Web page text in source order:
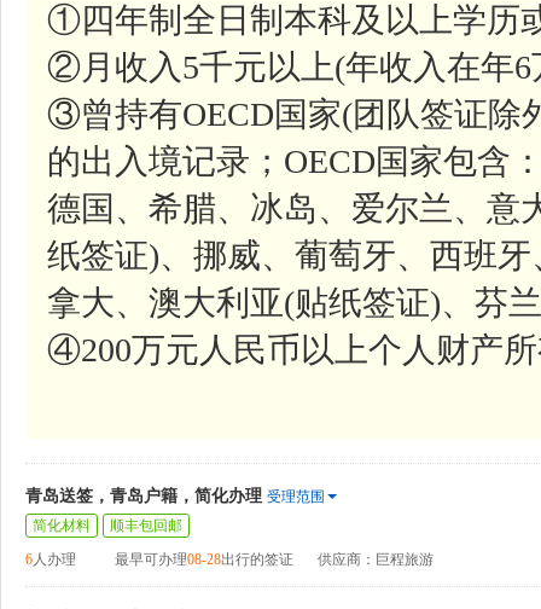
①四年制全日制本科及以上学历
②月收入5千元以上(年收入在年
③曾持有OECD国家(团队签证除
的出入境记录；OECD国家包含
德国、希腊、冰岛、爱尔兰、意
纸签证)、挪威、葡萄牙、西班
拿大、澳大利亚(贴纸签证)、芬
④200万元人民币以上个人财产
青岛送签，青岛户籍，简化办理 受理范围
简化材料
顺丰包回邮
6人办理 最早可办理08-28出行的签证 供应商：巨程旅游